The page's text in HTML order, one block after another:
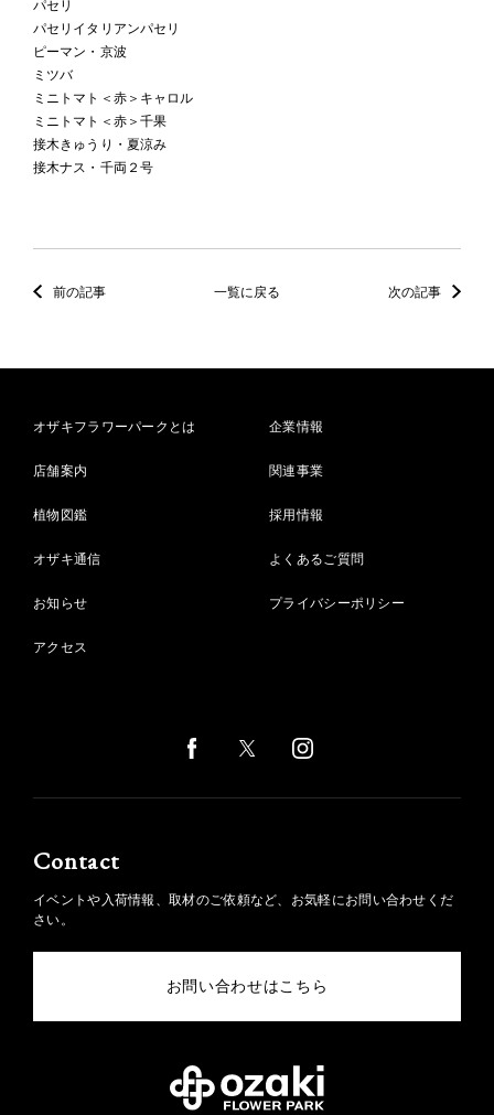
パセリ
パセリイタリアンパセリ
ピーマン・京波
ミツバ
ミニトマト＜赤＞キャロル
ミニトマト＜赤＞千果
接木きゅうり・夏涼み
接木ナス・千両２号
前の記事 一覧に戻る 次の記事
オザキフラワーパークとは
店舗案内
植物図鑑
オザキ通信
お知らせ
アクセス
企業情報
関連事業
採用情報
よくあるご質問
プライバシーポリシー
Contact
イベントや入荷情報、取材のご依頼など、お気軽にお問い合わせくだ
さい。
お問い合わせはこちら